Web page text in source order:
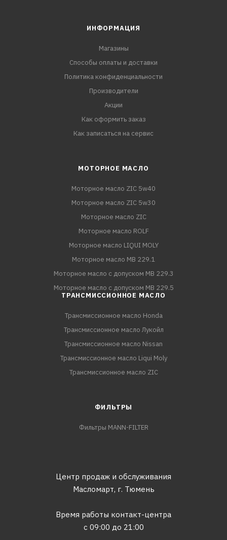
ИНФОРМАЦИЯ
Магазины
Способы оплаты и доставки
Политика конфиденциальности
Производители
Акции
Как оформить заказ
Как записаться на сервис
МОТОРНОЕ МАСЛО
Моторное масло ZIC 5w40
Моторное масло ZIC 5w30
Моторное масло ZIC
Моторное масло ROLF
Моторное масло LIQUI MOLY
Моторное масло MB 229.1
Моторное масло с допуском MB 229.3
Моторное масло с допуском MB 229.5
ТРАНСМИССИОННОЕ МАСЛО
Трансмиссионное масло Honda
Трансмиссионное масло Лукойл
Трансмиссионное масло Nissan
Трансмиссионное масло Liqui Moly
Трансмиссионное масло ZIC
ФИЛЬТРЫ
Фильтры MANN-FILTER
Центр продаж и обслуживания
Масломарт, г. Тюмень
Время работы контакт-центра
с 09:00 до 21:00